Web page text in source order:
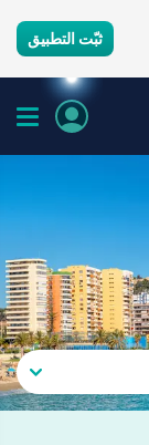
ثبّت التطبيق